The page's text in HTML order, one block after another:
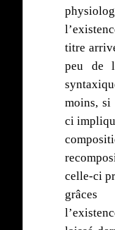
titre
peu de
moins, si
ci
celle-ci
grâces